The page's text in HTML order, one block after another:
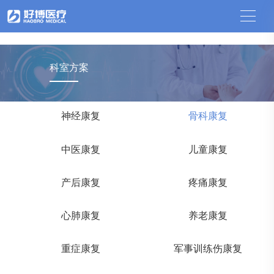
科室方案
神经康复 骨科康复
中医康复 儿童康复
产后康复 疼痛康复
心肺康复 养老康复
重症康复 军事训练伤康复